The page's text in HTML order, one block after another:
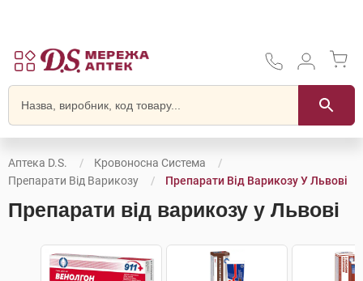
Аптека D.S.
Кровоносна Система
Препарати Від Варикозу
Препарати Від Варикозу У Львові
Препарати від варикозу у Львові